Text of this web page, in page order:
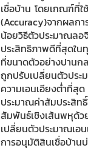
เชื่อบ้าน โดยเกณฑ์ที่ใ
(Accuracy)จากผลก
น้อยวิธีตัวประมาณล
ประสิทธิภาพดีที่สุดใน
ที่ขนาดตัวอย่างปาน
ถูกปรับเปลี่ยนตัวประ
ความเอนเอียงต่ำที่สุ
ประมาณค่าสัมประสิ
สัมพันธ์เชิงเส้นพหุด้
เปลี่ยนตัวประมาณเอ
การอนุมัติสินเชื่อบ้า